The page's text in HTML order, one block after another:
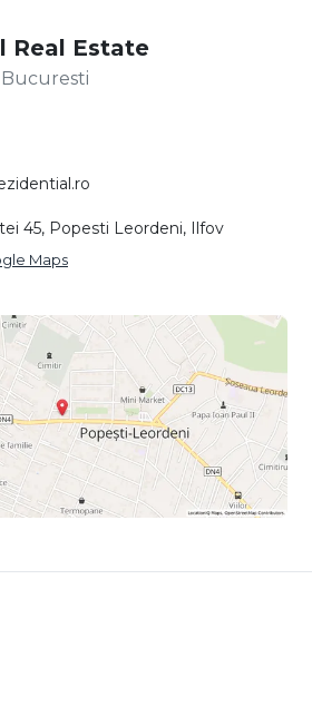
Real Estate
45, Popesti Leordeni, Ilfov
Maps